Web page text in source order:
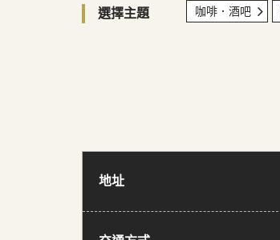
選擇主題 咖啡．酒吧
地址